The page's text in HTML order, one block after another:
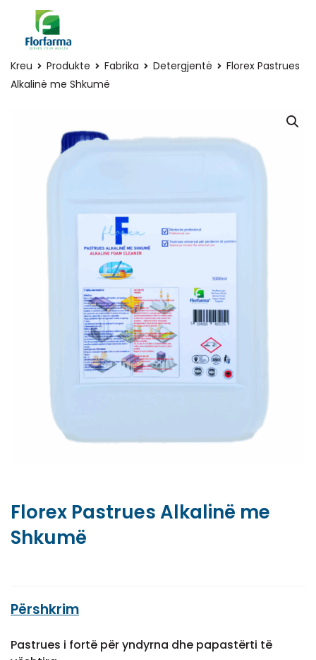
Kreu Produkte Fabrika Detergjentë
Florex Pastrues
Alkalinë me Shkumë
Florex Pastrues Alkalinë me
Shkumë
Përshkrim
Pastrues i fortë për yndyrna dhe papastërti të